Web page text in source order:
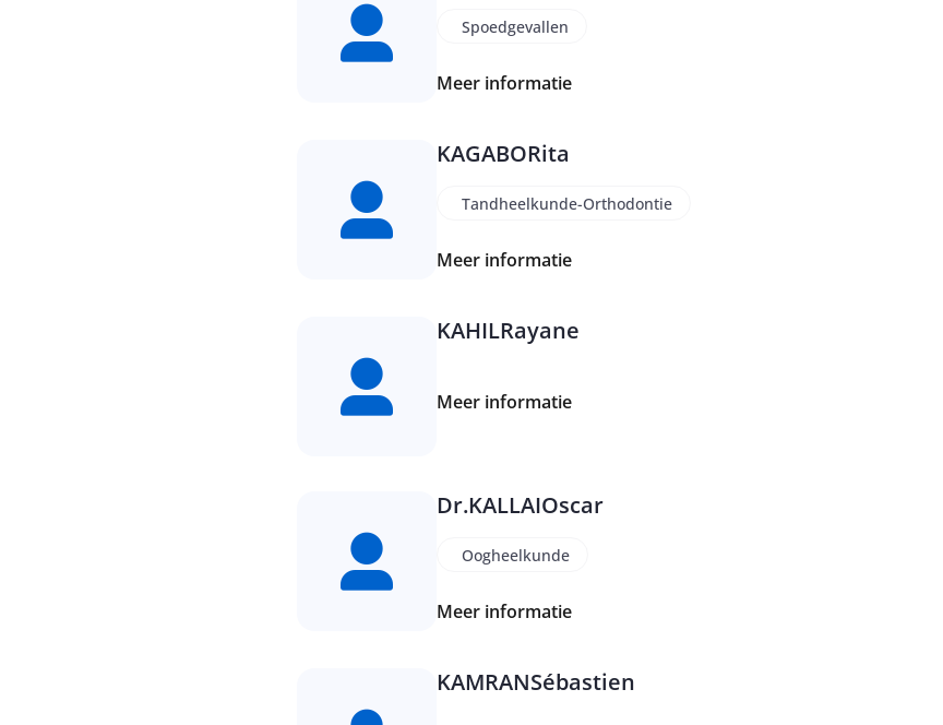
Spoedgevallen
Meer informatie
KAGABORita
Tandheelkunde-Orthodontie
Meer informatie
KAHILRayane
Meer informatie
Dr.KALLAIOscar
Oogheelkunde
Meer informatie
KAMRANSébastien